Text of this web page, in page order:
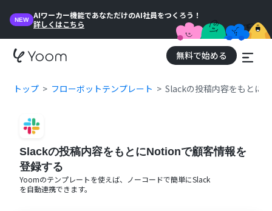
NEW
AIワーカー機能であなただけのAI社員をつくろう！
詳しくはこちら
無料で始める
トップ フローボットテンプレート Slackの投稿内容をもとに
Slackの投稿内容をもとにNotionで顧客情報を
登録する
Yoomのテンプレートを使えば、ノーコードで簡単にSlack
を自動連携できます。